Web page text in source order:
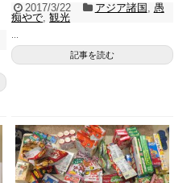
2017/3/22 アジア諸国
愚
痴やで ,観光
記事を読む